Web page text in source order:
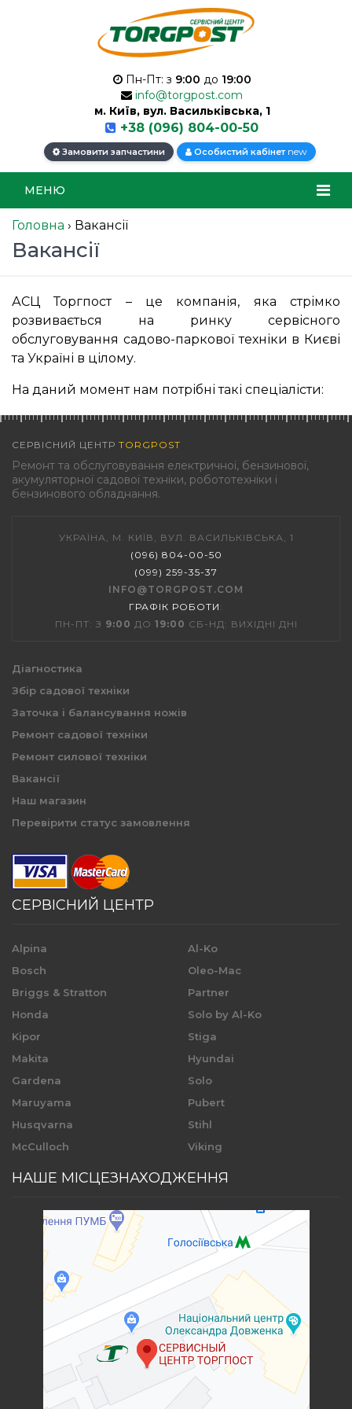
Пн-Пт: з 9:00 до 19:00
info@torgpost.com
м. Київ, вул. Васильківська, 1
+38 (096) 804-00-50
Замовити запчастини Особистий кабінет new
МЕНЮ
Головна › Вакансії
Вакансії
АСЦ Торгпост – це компанія, яка стрімко
розвивається на ринку сервісного
обслуговування садово-паркової техніки в Києві
та Україні в цілому.
На даний момент нам потрібні такі спеціалісти:
СЕРВІСНИЙ ЦЕНТР TORGPOST
Ремонт та обслуговування електричної, бензинової,
акумуляторної садової техніки, робототехніки і
бензинового обладнання.
УКРАЇНА, М. КИЇВ, ВУЛ. ВАСИЛЬКІВСЬКА, 1
(096) 804-00-50
(099) 259-35-37
INFO@TORGPOST.COM
ГРАФІК РОБОТИ :
ПН-ПТ: З 9:00 ДО 19:00 СБ-НД: ВИХІДНІ ДНІ
Діагностика
Збір садової техніки
Заточка і балансування ножів
Ремонт садової техніки
Ремонт силової техніки
Вакансії
Наш магазин
Перевірити статус замовлення
СЕРВІСНИЙ ЦЕНТР
Alpina
Bosch
Briggs & Stratton
Honda
Kipor
Makita
Gardena
Maruyama
Husqvarna
McCulloch
Al-Ko
Oleo-Mac
Partner
Solo by Al-Ko
Stiga
Hyundai
Solo
Pubert
Stihl
Viking
НАШЕ МІСЦЕЗНАХОДЖЕННЯ